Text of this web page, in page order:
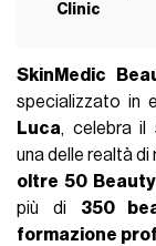
Clinic
SkinMedic
specializzato in
Luca, celebra il
una delle realtà
oltre 50
più di 350
formazione